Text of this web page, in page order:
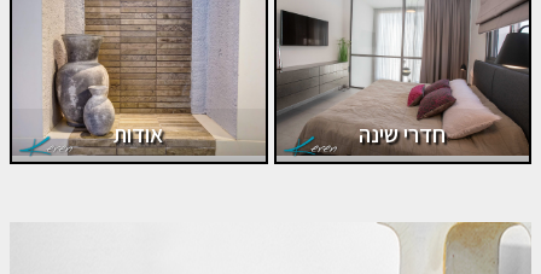
חדרי שינה אודות